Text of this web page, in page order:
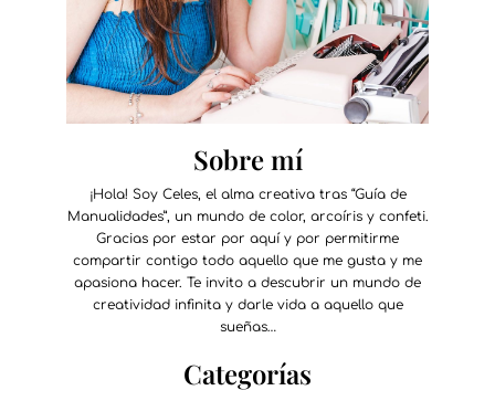
Sobre mí
¡Hola! Soy Celes, el alma creativa tras “Guía de
Manualidades”, un mundo de color, arcoíris y confeti.
Gracias por estar por aquí y por permitirme
compartir contigo todo aquello que me gusta y me
apasiona hacer. Te invito a descubrir un mundo de
creatividad infinita y darle vida a aquello que
sueñas…
Categorías